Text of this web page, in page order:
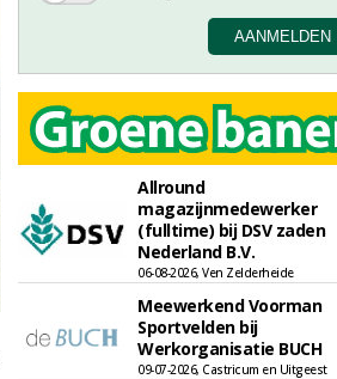
Allround
magazijnmedewerker
(fulltime) bij DSV zaden
Nederland B.V.
06-08-2026, Ven Zelderheide
Meewerkend Voorman
Sportvelden bij
Werkorganisatie BUCH
09-07-2026, Castricum en Uitgeest